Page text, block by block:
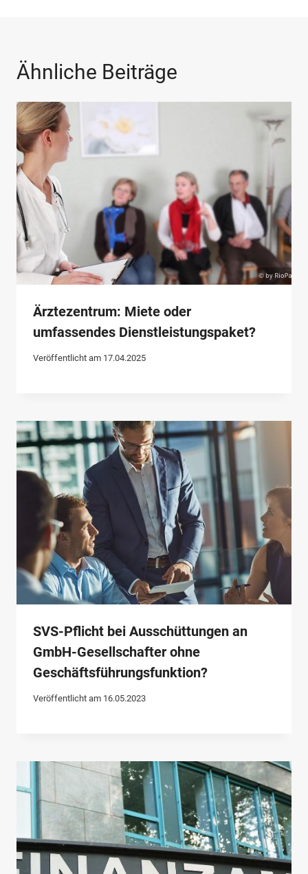
Ähnliche Beiträge
Ärztezentrum: Miete oder
umfassendes Dienstleistungspaket?
Veröffentlicht am 17.04.2025
SVS-Pflicht bei Ausschüttungen an
GmbH-Gesellschafter ohne
Geschäftsführungsfunktion?
Veröffentlicht am 16.05.2023